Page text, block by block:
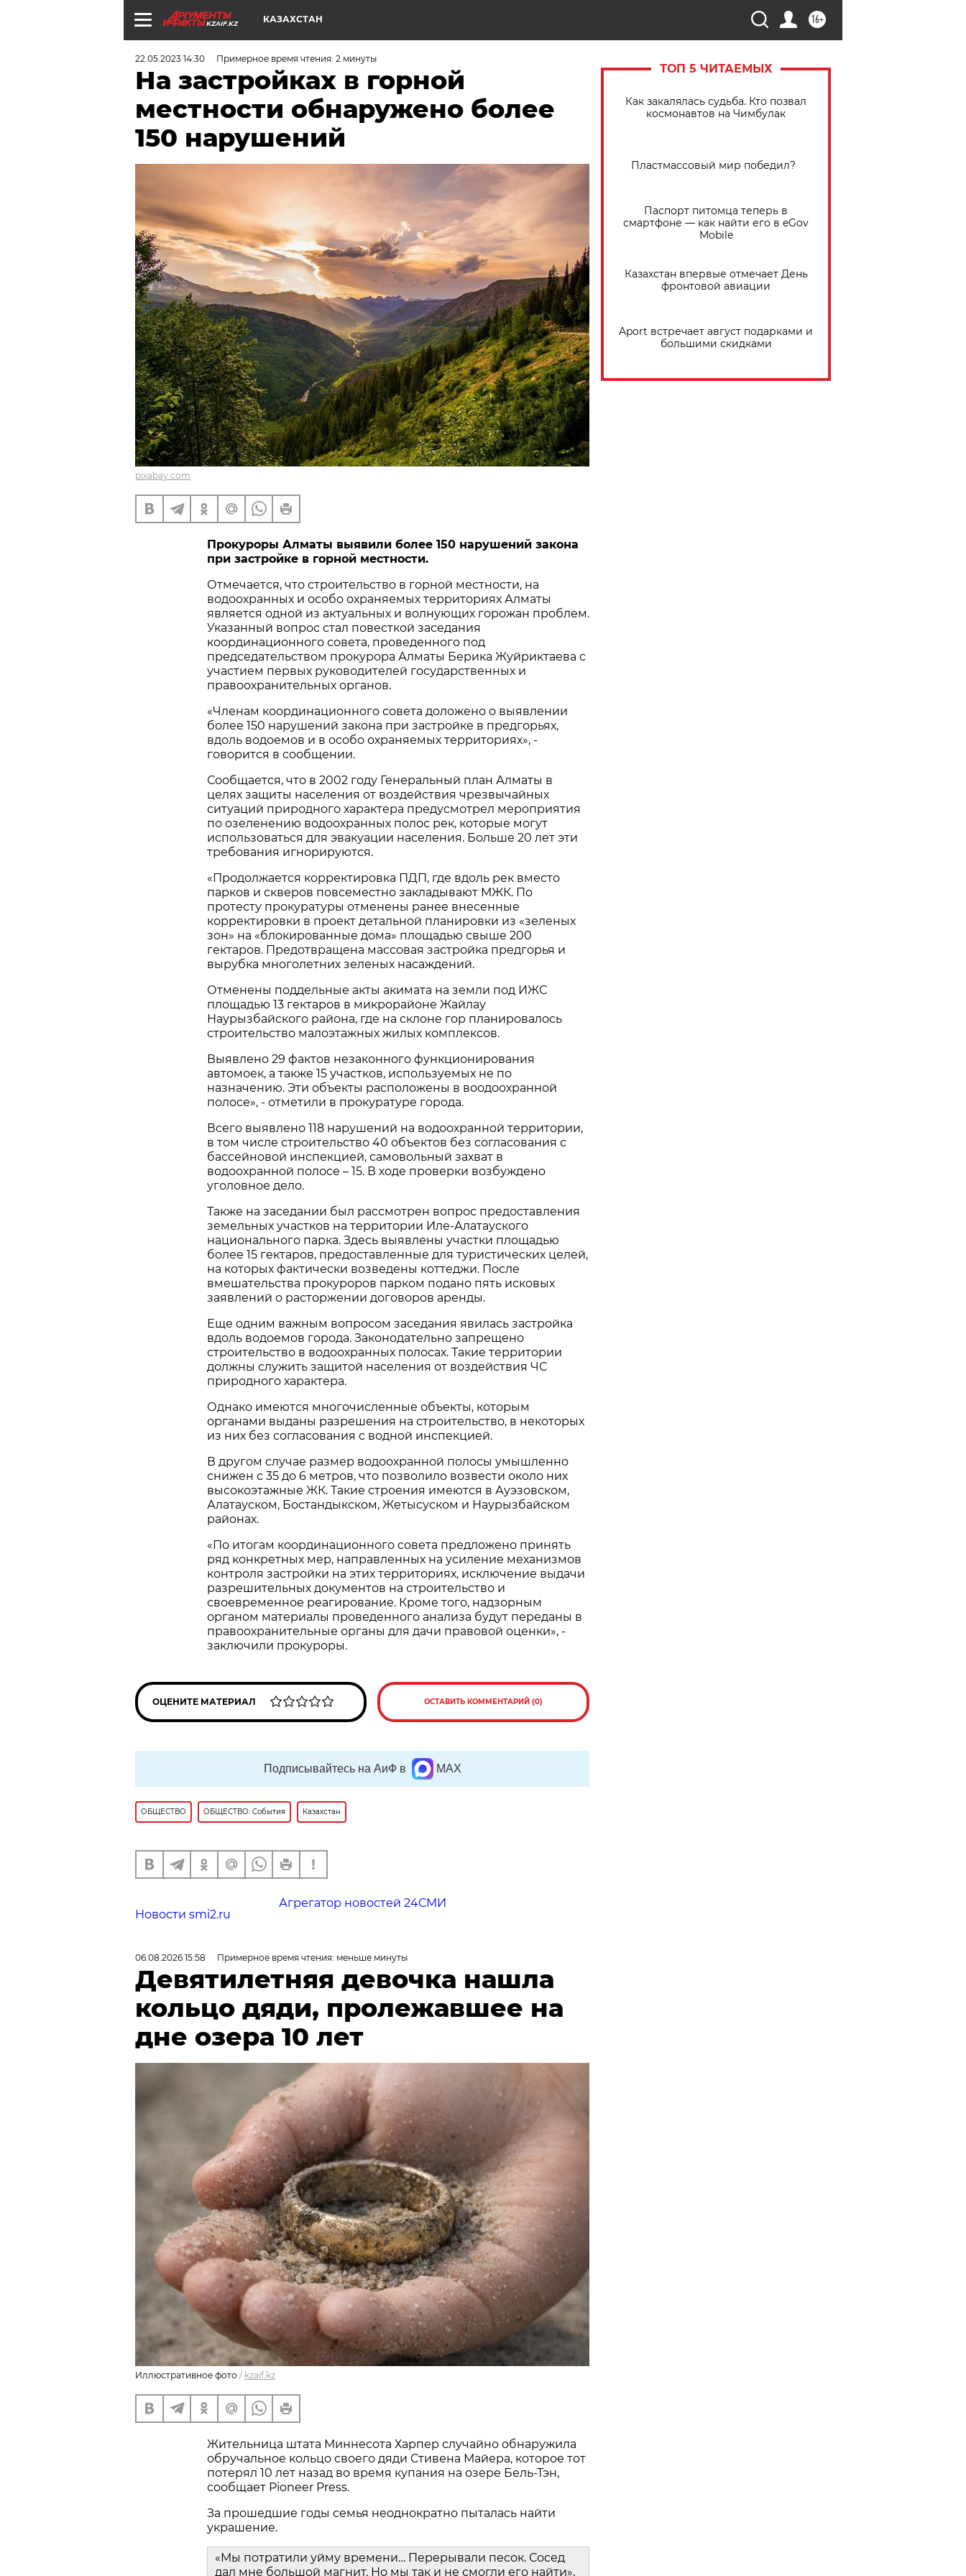
KZAIF.KZ 16+
КАЗАХСТАН
22.05.2023 14:30 Примерное время чтения: 2 минуты
На застройках в горной
местности обнаружено более
150 нарушений
pixabay.com
Прокуроры Алматы выявили более 150 нарушений закона
при застройке в горной местности.
Отмечается, что строительство в горной местности, на
водоохранных и особо охраняемых территориях Алматы
является одной из актуальных и волнующих горожан проблем.
Указанный вопрос стал повесткой заседания
координационного совета, проведенного под
председательством прокурора Алматы Берика Жуйриктаева с
участием первых руководителей государственных и
правоохранительных органов.
«Членам координационного совета доложено о выявлении
более 150 нарушений закона при застройке в предгорьях,
вдоль водоемов и в особо охраняемых территориях», -
говорится в сообщении.
Сообщается, что в 2002 году Генеральный план Алматы в
целях защиты населения от воздействия чрезвычайных
ситуаций природного характера предусмотрел мероприятия
по озеленению водоохранных полос рек, которые могут
использоваться для эвакуации населения. Больше 20 лет эти
требования игнорируются.
«Продолжается корректировка ПДП, где вдоль рек вместо
парков и скверов повсеместно закладывают МЖК. По
протесту прокуратуры отменены ранее внесенные
корректировки в проект детальной планировки из «зеленых
зон» на «блокированные дома» площадью свыше 200
гектаров. Предотвращена массовая застройка предгорья и
вырубка многолетних зеленых насаждений.
Отменены поддельные акты акимата на земли под ИЖС
площадью 13 гектаров в микрорайоне Жайлау
Наурызбайского района, где на склоне гор планировалось
строительство малоэтажных жилых комплексов.
Выявлено 29 фактов незаконного функционирования
автомоек, а также 15 участков, используемых не по
назначению. Эти объекты расположены в воодоохранной
полосе», - отметили в прокуратуре города.
Всего выявлено 118 нарушений на водоохранной территории,
в том числе строительство 40 объектов без согласования с
бассейновой инспекцией, самовольный захват в
водоохранной полосе – 15. В ходе проверки возбуждено
уголовное дело.
Также на заседании был рассмотрен вопрос предоставления
земельных участков на территории Иле-Алатауского
национального парка. Здесь выявлены участки площадью
более 15 гектаров, предоставленные для туристических целей,
на которых фактически возведены коттеджи. После
вмешательства прокуроров парком подано пять исковых
заявлений о расторжении договоров аренды.
Еще одним важным вопросом заседания явилась застройка
вдоль водоемов города. Законодательно запрещено
строительство в водоохранных полосах. Такие территории
должны служить защитой населения от воздействия ЧС
природного характера.
Однако имеются многочисленные объекты, которым
органами выданы разрешения на строительство, в некоторых
из них без согласования с водной инспекцией.
В другом случае размер водоохранной полосы умышленно
снижен с 35 до 6 метров, что позволило возвести около них
высокоэтажные ЖК. Такие строения имеются в Ауэзовском,
Алатауском, Бостандыкском, Жетысуском и Наурызбайском
районах.
«По итогам координационного совета предложено принять
ряд конкретных мер, направленных на усиление механизмов
контроля застройки на этих территориях, исключение выдачи
разрешительных документов на строительство и
своевременное реагирование. Кроме того, надзорным
органом материалы проведенного анализа будут переданы в
правоохранительные органы для дачи правовой оценки», -
заключили прокуроры.
ОЦЕНИТЕ МАТЕРИАЛ ОСТАВИТЬ КОММЕНТАРИЙ (0)
Подписывайтесь на АиФ в MAX
ОБЩЕСТВО ОБЩЕСТВО: События Казахстан
Агрегатор новостей 24СМИ
Новости smi2.ru
ТОП 5 ЧИТАЕМЫХ
Как закалялась судьба. Кто позвал
космонавтов на Чимбулак
Пластмассовый мир победил?
Паспорт питомца теперь в
смартфоне — как найти его в eGov
Mobile
Казахстан впервые отмечает День
фронтовой авиации
Aport встречает август подарками и
большими скидками
06.08.2026 15:58 Примерное время чтения: меньше минуты
Девятилетняя девочка нашла
кольцо дяди, пролежавшее на
дне озера 10 лет
Иллюстративное фото / kzaif.kz
Жительница штата Миннесота Харпер случайно обнаружила
обручальное кольцо своего дяди Стивена Майера, которое тот
потерял 10 лет назад во время купания на озере Бель-Тэн,
сообщает Pioneer Press.
За прошедшие годы семья неоднократно пыталась найти
украшение.
«Мы потратили уйму времени… Перерывали песок. Сосед
дал мне большой магнит. Но мы так и не смогли его найти»,